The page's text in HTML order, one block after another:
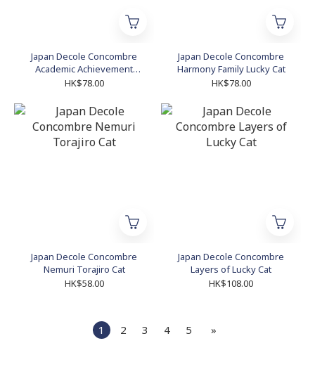
Japan Decole Concombre
Academic Achievement
Lucky Cat
HK$78.00
Japan Decole Concombre
Harmony Family Lucky Cat
HK$78.00
Japan Decole Concombre
Nemuri Torajiro Cat
HK$58.00
Japan Decole Concombre
Layers of Lucky Cat
HK$108.00
1 2 3 4 5 »